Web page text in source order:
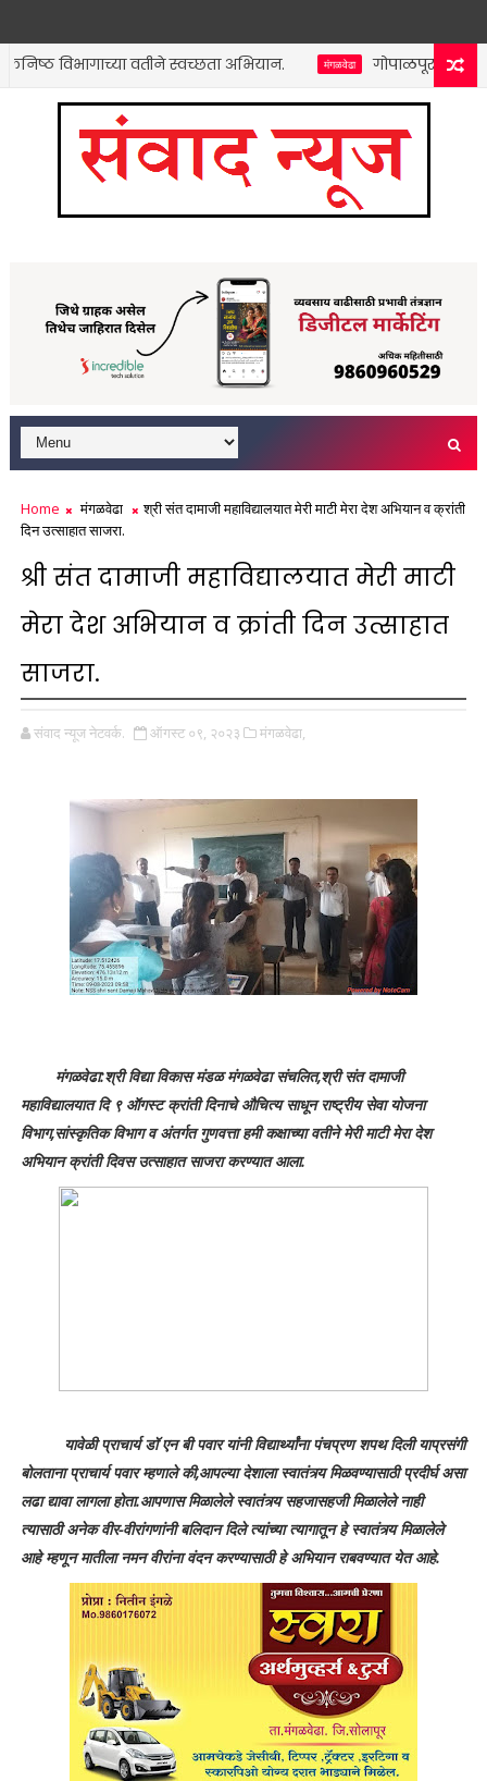
विभागाच्या वतीने स्वच्छता अभियान. गोपाळपूरच्या
Home मंगळवेढा
श्री संत दामाजी महाविद्यालयात मेरी माटी मेरा देश अभियान व क्रांती
दिन उत्साहात साजरा.
श्री संत दामाजी महाविद्यालयात मेरी माटी
मेरा देश अभियान व क्रांती दिन उत्साहात
साजरा.
संवाद न्यूज नेटवर्क. ऑगस्ट ०९, २०२३ मंगळवेढा,
मंगळवेढा:श्री विद्या विकास मंडळ मंगळवेढा संचलित,श्री संत दामाजी
महाविद्यालयात दि ९ ऑगस्ट क्रांती दिनाचे औचित्य साधून राष्ट्रीय सेवा योजना
विभाग,सांस्कृतिक विभाग व अंतर्गत गुणवत्ता हमी कक्षाच्या वतीने मेरी माटी मेरा देश
अभियान क्रांती दिवस उत्साहात साजरा करण्यात आला.
यावेळी प्राचार्य डॉ एन बी पवार यांनी विद्यार्थ्यांना पंचप्रण शपथ दिली याप्रसंगी
बोलताना प्राचार्य पवार म्हणाले की,आपल्या देशाला स्वातंत्र्य मिळवण्यासाठी प्रदीर्घ असा
लढा द्यावा लागला होता.आपणास मिळालेले स्वातंत्र्य सहजासहजी मिळालेले नाही
त्यासाठी अनेक वीर-वीरांगणांनी बलिदान दिले त्यांच्या त्यागातून हे स्वातंत्र्य मिळालेले
आहे म्हणून मातीला नमन वीरांना वंदन करण्यासाठी हे अभियान राबवण्यात येत आहे.